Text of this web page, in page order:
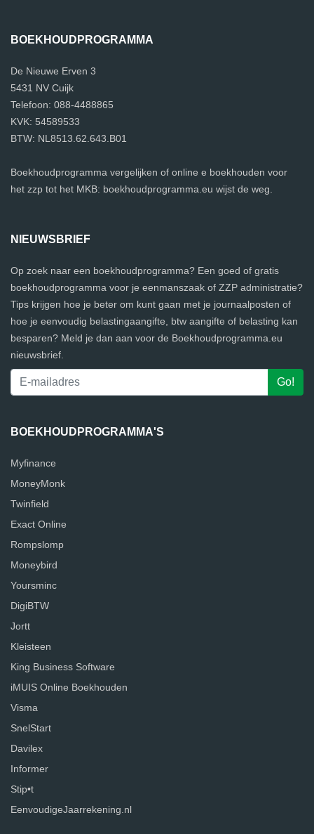
BOEKHOUDPROGRAMMA
De Nieuwe Erven 3
5431 NV Cuijk
Telefoon: 088-4488865
KVK: 54589533
BTW: NL8513.62.643.B01
Boekhoudprogramma vergelijken of online e boekhouden voor
het zzp tot het MKB: boekhoudprogramma.eu wijst de weg.
NIEUWSBRIEF
Op zoek naar een boekhoudprogramma? Een goed of gratis
boekhoudprogramma voor je eenmanszaak of ZZP administratie?
Tips krijgen hoe je beter om kunt gaan met je journaalposten of
hoe je eenvoudig belastingaangifte, btw aangifte of belasting kan
besparen? Meld je dan aan voor de Boekhoudprogramma.eu
nieuwsbrief.
BOEKHOUDPROGRAMMA'S
Myfinance
MoneyMonk
Twinfield
Exact Online
Rompslomp
Moneybird
Yoursminc
DigiBTW
Jortt
Kleisteen
King Business Software
iMUIS Online Boekhouden
Visma
SnelStart
Davilex
Informer
Stip•t
EenvoudigeJaarrekening.nl